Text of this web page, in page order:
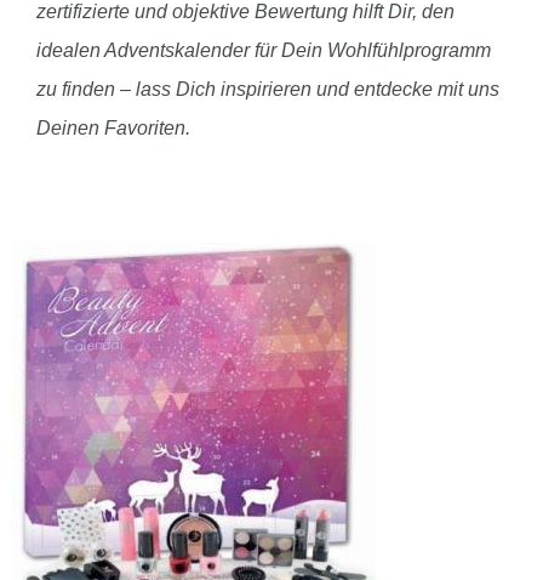
zertifizierte und objektive Bewertung hilft Dir, den
idealen Adventskalender für Dein Wohlfühlprogramm
zu finden – lass Dich inspirieren und entdecke mit uns
Deinen Favoriten.